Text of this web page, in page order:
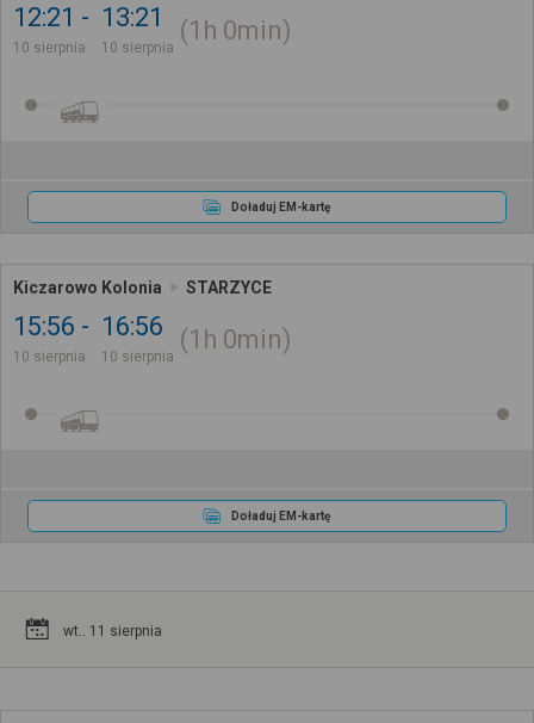
12:21
10 sierpnia
13:21
10 sierpnia
1h 0min
Doładuj EM-kartę
Kiczarowo Kolonia STARZYCE
15:56
10 sierpnia
16:56
10 sierpnia
1h 0min
Doładuj EM-kartę
wt.. 11 sierpnia